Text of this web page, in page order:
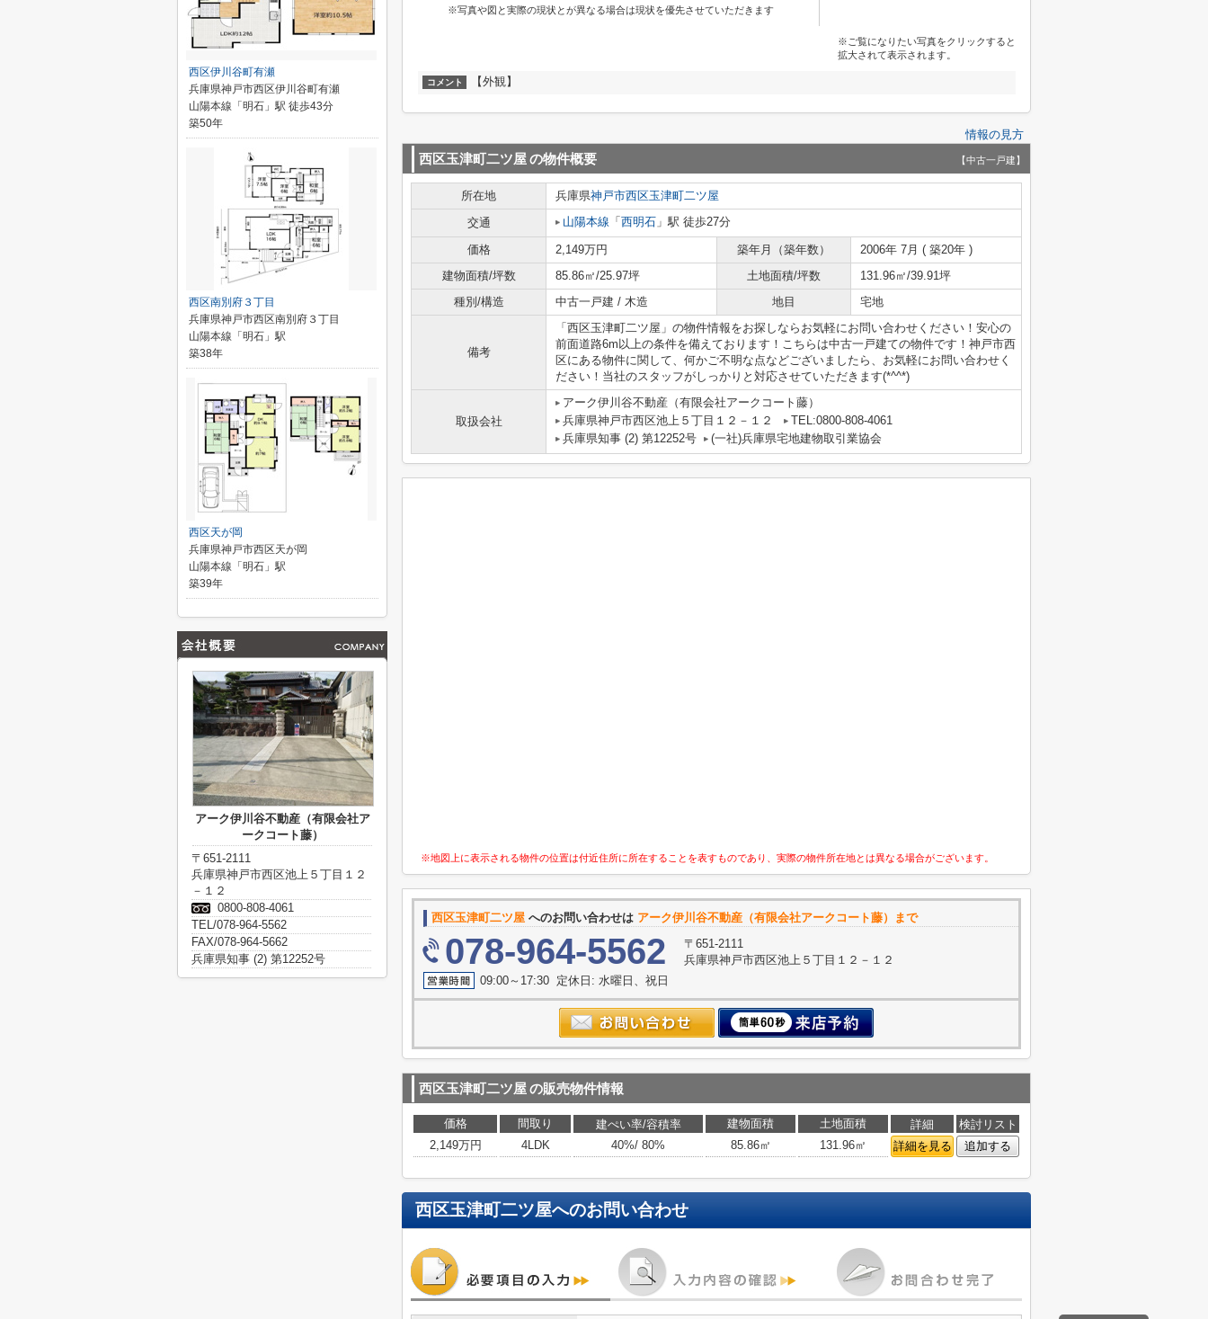
※写真や図と実際の現状とが異なる場合は現状を優先させていただきます
※ご覧になりたい写真をクリックすると
拡大されて表示されます。
コメント 【外観】
情報の見方
西区玉津町二ツ屋の物件概要 【中古一戸建】
所在地 兵庫県神戸市西区玉津町二ツ屋
交通
山陽本線 「 西明石 」駅 徒歩27分
価格 2,149万円 築年月（築年数）
2006年 7月 ( 築20年 )
建物面積/坪数
85.86㎡/25.97坪 土地面積/坪数
131.96㎡/39.91坪
種別/構造
中古一戸建 / 木造 地目 宅地
備考
「西区玉津町二ツ屋」の物件情報をお探しならお気軽にお問い合わせください！安心の
前面道路6m以上の条件を備えております！こちらは中古一戸建ての物件です！神戸市西
区にある物件に関して、何かご不明な点などございましたら、お気軽にお問い合わせく
ださい！当社のスタッフがしっかりと対応させていただきます(*^^*)
取扱会社
アーク伊川谷不動産（有限会社アークコート藤）
兵庫県神戸市西区池上５丁目１２－１２
TEL:0800-808-4061
兵庫県知事 (2) 第12252号
(一社)兵庫県宅地建物取引業協会
※地図上に表示される物件の位置は付近住所に所在することを表すものであり、実際の物件所在地とは異なる場合がございます。
西区玉津町二ツ屋 へのお問い合わせは アーク伊川谷不動産（有限会社アークコート藤）まで
078-964-5562
〒651-2111
兵庫県神戸市西区池上５丁目１２－１２
09:00～17:30 定休日: 水曜日、祝日
西区玉津町二ツ屋の販売物件情報
価格 間取り 建ぺい率/容積率 建物面積 土地面積 詳細
検討リスト
2,149万円
4LDK 40%/ 80% 85.86㎡ 131.96㎡ 詳細を見る 追加する
西区玉津町二ツ屋へのお問い合わせ
西区伊川谷町有瀬
兵庫県神戸市西区伊川谷町有瀬
山陽本線「明石」駅 徒歩43分
築50年
西区南別府３丁目
兵庫県神戸市西区南別府３丁目
山陽本線「明石」駅
築38年
西区天が岡
兵庫県神戸市西区天が岡
山陽本線「明石」駅
築39年
アーク伊川谷不動産（有限会社ア
ークコート藤）
〒651-2111
兵庫県神戸市西区池上５丁目１２
－１２
0800-808-4061
TEL/078-964-5562
FAX/078-964-5662
兵庫県知事 (2) 第12252号